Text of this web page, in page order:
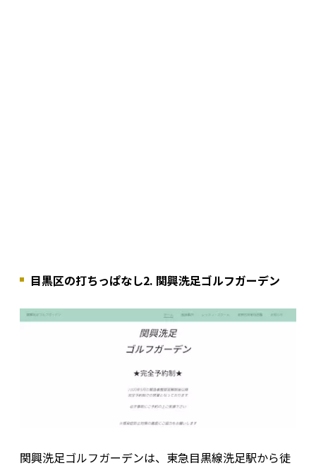
目黒区の打ちっぱなし2. 関興洗足ゴルフガーデン
関興洗足ゴルフガーデンは、東急目黒線洗足駅から徒